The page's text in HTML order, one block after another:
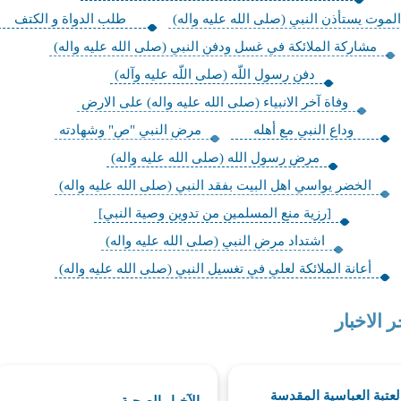
يستأذن النبي (صلى الله عليه واله)
طلب الدواة و الكتف
مشاركة الملائكة في غسل ودفن النبي (صلى الله عليه واله)
دفن رسول اللّه (صلى اللّه عليه وآله)
وفاة آخر الانبياء (صلى الله عليه واله) على الارض
وداع النبي مع أهله
مرض النبي "ص" وشهادته
مرض رسول الله (صلى الله عليه واله)
الخضر يواسي اهل البيت بفقد النبي (صلى الله عليه واله)
[رزية منع المسلمين من تدوين وصية النبي]
اشتداد مرض النبي (صلى الله عليه واله)
أعانة الملائكة لعلي في تغسيل النبي (صلى الله عليه واله)
الاخبار
العباسية المقدسة